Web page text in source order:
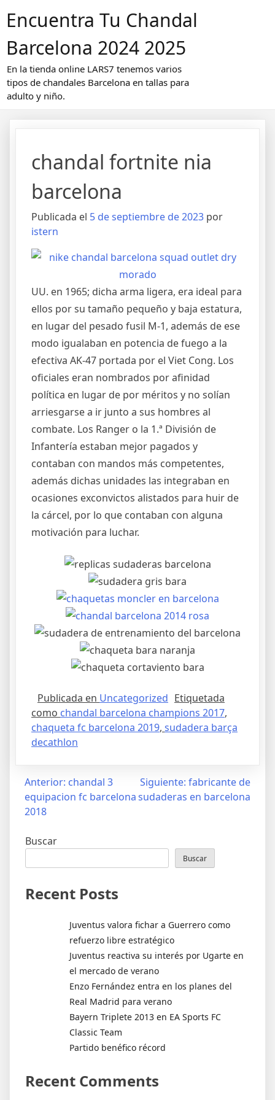
Encuentra Tu Chandal
Barcelona 2024 2025
En la tienda online LARS7 tenemos varios
tipos de chandales Barcelona en tallas para
adulto y niño.
chandal fortnite nia
barcelona
Publicada el 5 de septiembre de 2023 por
istern
UU. en 1965; dicha arma ligera, era ideal para
ellos por su tamaño pequeño y baja estatura,
en lugar del pesado fusil M-1, además de ese
modo igualaban en potencia de fuego a la
efectiva AK-47 portada por el Viet Cong. Los
oficiales eran nombrados por afinidad
política en lugar de por méritos y no solían
arriesgarse a ir junto a sus hombres al
combate. Los Ranger o la 1.ª División de
Infantería estaban mejor pagados y
contaban con mandos más competentes,
además dichas unidades las integraban en
ocasiones exconvictos alistados para huir de
la cárcel, por lo que contaban con alguna
motivación para luchar.
Publicada en Uncategorized Etiquetada
como chandal barcelona champions 2017,
chaqueta fc barcelona 2019, sudadera barça
decathlon
Navegación
Anterior: chandal 3
equipacion fc barcelona
2018
Siguiente: fabricante de
sudaderas en barcelona
Buscar
Buscar
Recent Posts
Juventus valora fichar a Guerrero como
refuerzo libre estratégico
Juventus reactiva su interés por Ugarte en
el mercado de verano
Enzo Fernández entra en los planes del
Real Madrid para verano
Bayern Triplete 2013 en EA Sports FC
Classic Team
Partido benéfico récord
Recent Comments